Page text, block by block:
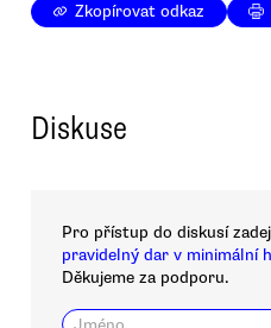
Zkopírovat odkaz
Diskuse
Pro přístup do diskusí
pravidelný dar v minimální
Děkujeme za podporu.